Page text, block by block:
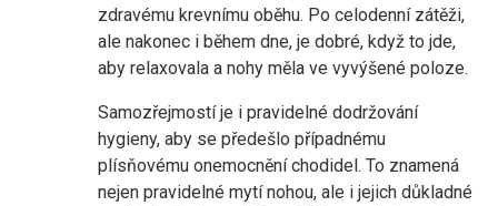
zdravému krevnímu oběhu. Po celodenní zátěži,
ale nakonec i během dne, je dobré, když to jde,
aby relaxovala a nohy měla ve vyvýšené poloze.
Samozřejmostí je i pravidelné dodržování
hygieny, aby se předešlo případnému
plísňovému onemocnění chodidel. To znamená
nejen pravidelné mytí nohou, ale i jejich důkladné